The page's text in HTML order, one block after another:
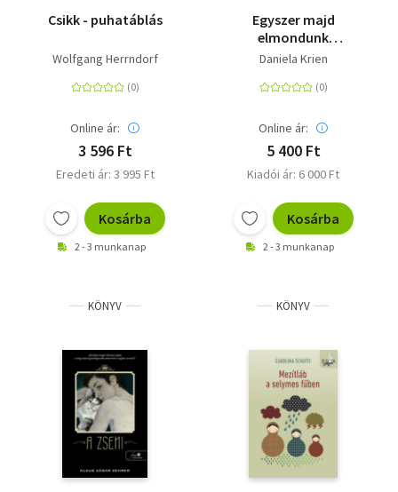
Csikk - puhatáblás
Wolfgang Herrndorf
Online ár:
3 596 Ft
Eredeti ár: 3 995 Ft
Kosárba
2 - 3 munkanap
Egyszer majd
elmondunk
egymásnak mindent
Daniela Krien
Online ár:
5 400 Ft
Kiadói ár: 6 000 Ft
Kosárba
2 - 3 munkanap
KÖNYV KÖNYV